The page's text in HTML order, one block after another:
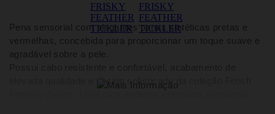
Pena sensorial com elegantes penas sintéticas pretas e
vermelhas, concebida para proporcionar um toque suave e
agradável sobre a pele.
elevada qualidade e design sofisticado da coleção Fetish